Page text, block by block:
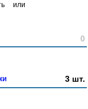
или
0
3 шт.